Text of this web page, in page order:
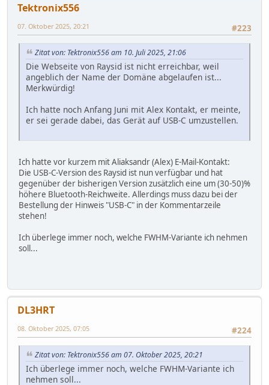
Tektronix556
#223
07. Oktober 2025, 20:21
Zitat von: Tektronix556 am 10. Juli 2025, 21:06
Die Webseite von Raysid ist nicht erreichbar, weil
angeblich der Name der Domäne abgelaufen ist...
Merkwürdig!
Ich hatte noch Anfang Juni mit Alex Kontakt, er meinte,
er sei gerade dabei, das Gerät auf USB-C umzustellen.
Ich hatte vor kurzem mit Aliaksandr (Alex) E-Mail-Kontakt:
Die USB-C-Version des Raysid ist nun verfügbar und hat
gegenüber der bisherigen Version zusätzlich eine um (30-50)%
höhere Bluetooth-Reichweite. Allerdings muss dazu bei der
Bestellung der Hinweis "USB-C" in der Kommentarzeile
stehen!
Ich überlege immer noch, welche FWHM-Variante ich nehmen
soll...
DL3HRT
#224
08. Oktober 2025, 07:05
Zitat von: Tektronix556 am 07. Oktober 2025, 20:21
Ich überlege immer noch, welche FWHM-Variante ich
nehmen soll...